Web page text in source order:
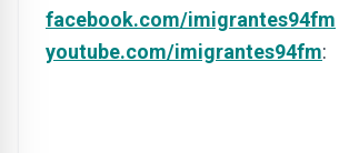
facebook.com/imigrantes94fm
youtube.com/imigrantes94fm: